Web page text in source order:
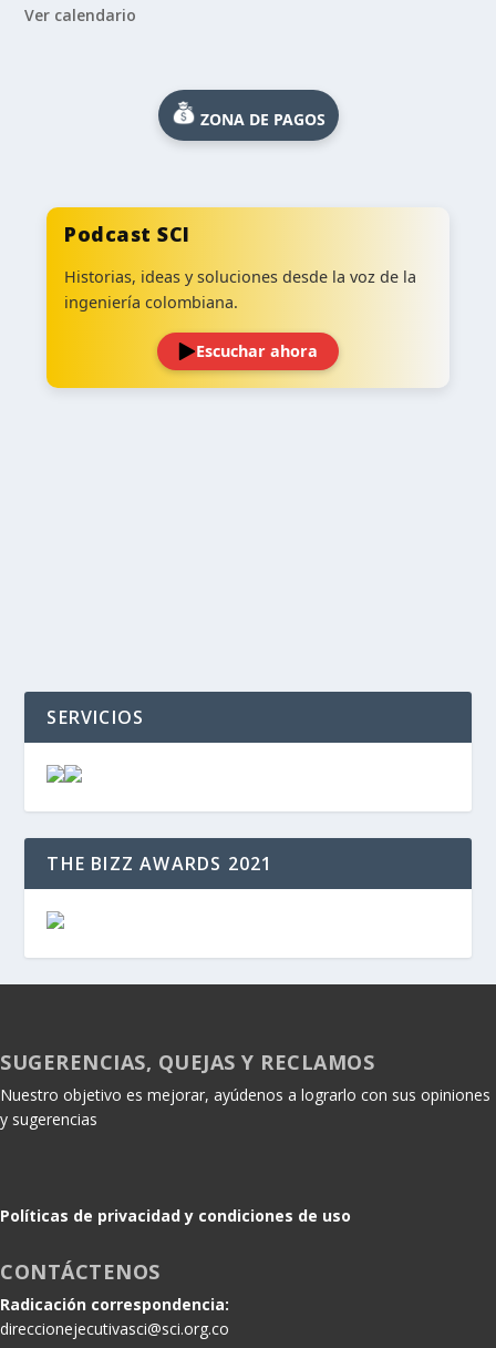
Ver calendario
ZONA DE PAGOS
Podcast SCI
Historias, ideas y soluciones desde la voz de la
ingeniería colombiana.
Escuchar ahora
SERVICIOS
THE BIZZ AWARDS 2021
SUGERENCIAS, QUEJAS Y RECLAMOS
Nuestro objetivo es mejorar, ayúdenos a lograrlo con sus opiniones
y sugerencias
Políticas de privacidad y condiciones de uso
CONTÁCTENOS
Radicación correspondencia:
direccionejecutivasci@sci.org.co